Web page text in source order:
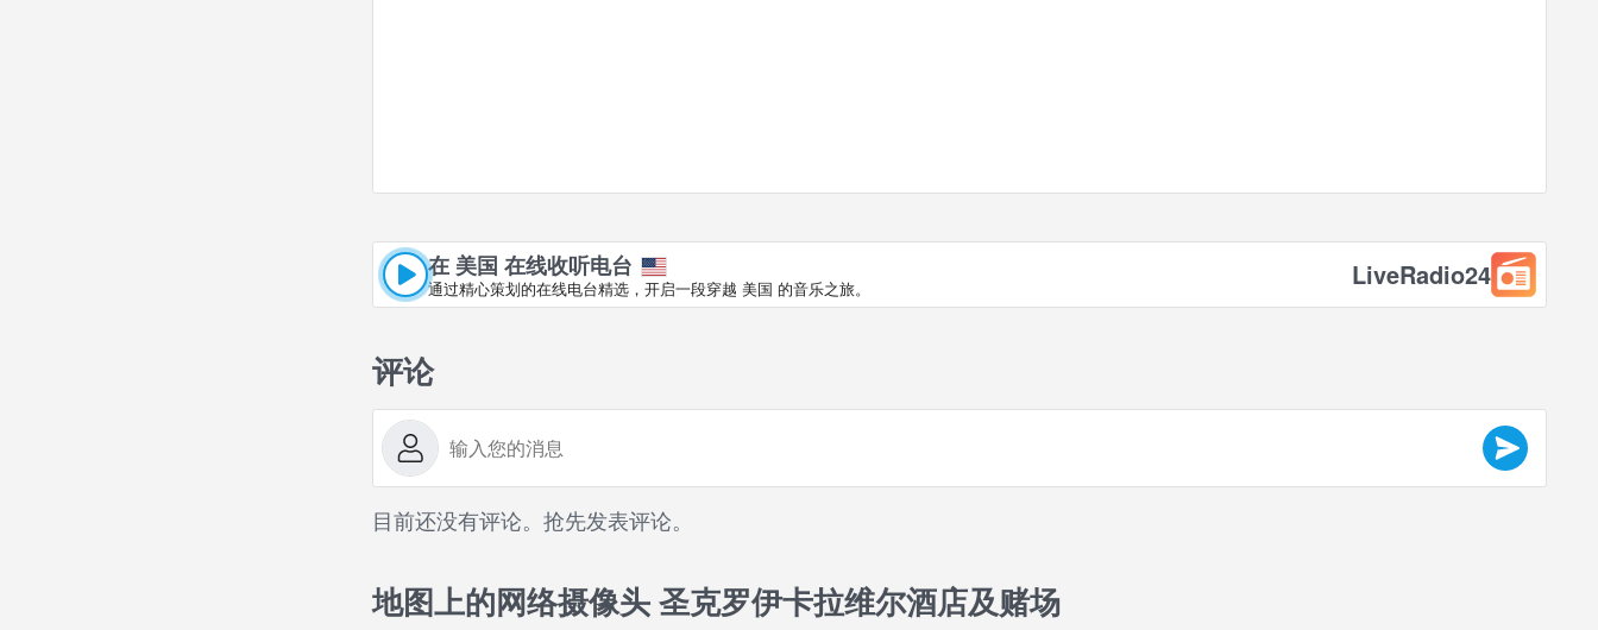
在 美国 在线收听电台
通过精心策划的在线电台精选，开启一段穿越 美国 的音乐之旅。 LiveRadio24
评论
目前还没有评论。抢先发表评论。
地图上的网络摄像头 圣克罗伊卡拉维尔酒店及赌场